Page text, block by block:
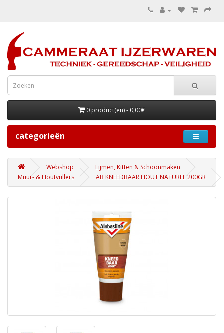
0 product(en) - 0,00€
categorieën
Webshop
Lijmen, Kitten & Schoonmaken
Muur- & Houtvullers
AB KNEEDBAAR HOUT NATUREL 200GR